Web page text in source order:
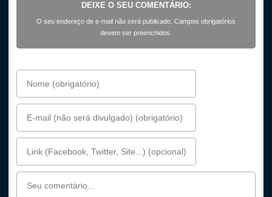
DEIXE O SEU COMENTÁRIO:
O seu endereço de e-mail não será publicado. Campos obrigatórios
devem ser preenchidos.